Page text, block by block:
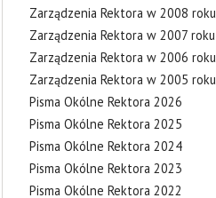
Zarządzenia Rektora w 2008 roku
Zarządzenia Rektora w 2007 roku
Zarządzenia Rektora w 2006 roku
Zarządzenia Rektora w 2005 roku
Pisma Okólne Rektora 2026
Pisma Okólne Rektora 2025
Pisma Okólne Rektora 2024
Pisma Okólne Rektora 2023
Pisma Okólne Rektora 2022